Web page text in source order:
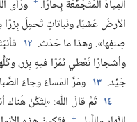
المِياهَ المُتَجَمِّعَة بِحارًا.‏
ورَأى
الأرضُ عُشبًا،‏ ونَباتاتٍ تَحمِلُ
صِنفِها».‏ وهذا ما حَدَث.‏ ١٢
وأشجارًا تُعْطي ثَمَرًا فيهِ بِزر،‏
جَيِّد.‏ ١٣ ومَرَّ المَساءُ وجاءَ
١٤ ثُمَّ قالَ اللّٰه:‏ «لِتَكُنْ هُناك
+